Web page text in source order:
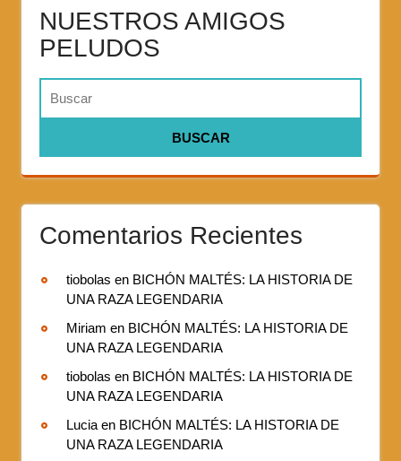
NUESTROS AMIGOS
PELUDOS
Comentarios Recientes
tiobolas en BICHÓN MALTÉS: LA HISTORIA DE
UNA RAZA LEGENDARIA
Miriam en BICHÓN MALTÉS: LA HISTORIA DE
UNA RAZA LEGENDARIA
tiobolas en BICHÓN MALTÉS: LA HISTORIA DE
UNA RAZA LEGENDARIA
Lucia en BICHÓN MALTÉS: LA HISTORIA DE
UNA RAZA LEGENDARIA